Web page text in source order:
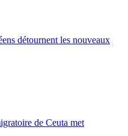
détournent les nouveaux
de Ceuta met